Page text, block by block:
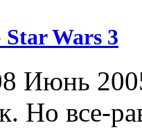
Wars 3
Июнь
Но все-